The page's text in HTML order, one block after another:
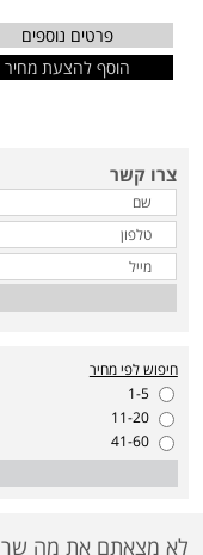
פרטים נוספים
הוסף להצעת מחיר
צרו קשר
חיפוש לפי מחיר
1-5
11-20
41-60